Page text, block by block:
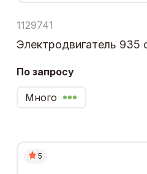
1129741
Электродвигатель 935
По запросу
Много
5